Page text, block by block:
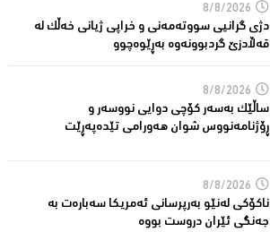
8/8/2026
دژی گرانیی سووتەمەنی و خراپی ژیانی خەڵك لە
قەڵادزێ‌ گردبوونەوە بەڕێوەچوو
8/8/2026
ساڵێك بەسەر كۆچی دوایی نووسەر و
ڕۆژنامەنووس شوان هەورامی تێدەپەڕێت
8/8/2026
ناكۆكی لەنێو بەرپرسانى ئەمریكا سەبارەت بە
جەنگی ئێران دروست بووە